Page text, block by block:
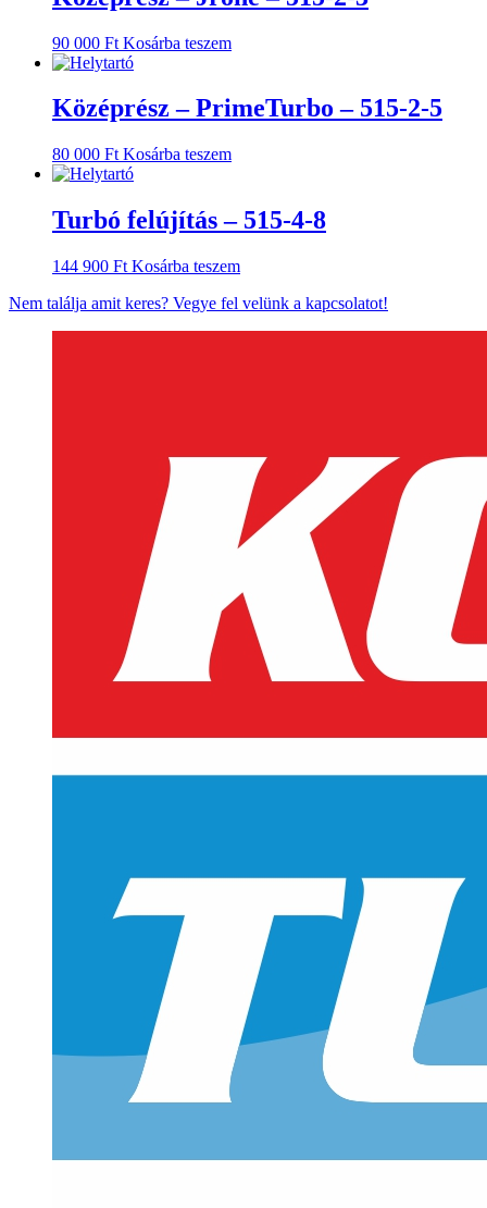
90 000 Ft Kosárba teszem
Középrész – PrimeTurbo – 515-2-5
80 000 Ft Kosárba teszem
Turbó felújítás – 515-4-8
144 900 Ft Kosárba teszem
Nem találja amit keres? Vegye fel velünk a kapcsolatot!